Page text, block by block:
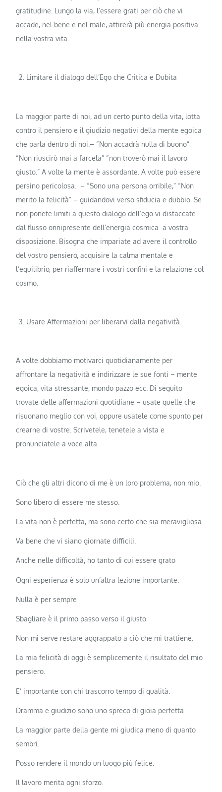
gratitudine. Lungo la via, l’essere grati per ciò che vi
accade, nel bene e nel male, attirerà più energia positiva
nella vostra vita.
Limitare il dialogo dell’Ego che Critica e Dubita
La maggior parte di noi, ad un certo punto della vita, lotta
contro il pensiero e il giudizio negativi della mente egoica
che parla dentro di noi.– “Non accadrà nulla di buono”
“Non riuscirò mai a farcela” “non troverò mai il lavoro
giusto.” A volte la mente è assordante. A volte può essere
persino pericolosa. – “Sono una persona orribile,” “Non
merito la felicità” – guidandovi verso sfiducia e dubbio. Se
non ponete limiti a questo dialogo dell’ego vi distaccate
dal flusso onnipresente dell’energia cosmica a vostra
disposizione. Bisogna che impariate ad avere il controllo
del vostro pensiero, acquisire la calma mentale e
l’equilibrio, per riaffermare i vostri confini e la relazione col
cosmo.
Usare Affermazioni per liberarvi dalla negatività.
A volte dobbiamo motivarci quotidianamente per
affrontare la negatività e indirizzare le sue fonti – mente
egoica, vita stressante, mondo pazzo ecc. Di seguito
trovate delle affermazioni quotidiane – usate quelle che
risuonano meglio con voi, oppure usatele come spunto per
crearne di vostre. Scrivetele, tenetele a vista e
pronunciatele a voce alta.
Ciò che gli altri dicono di me è un loro problema, non mio.
Sono libero di essere me stesso.
La vita non è perfetta, ma sono certo che sia meravigliosa.
Va bene che vi siano giornate difficili.
Anche nelle difficoltà, ho tanto di cui essere grato
Ogni esperienza è solo un’altra lezione importante.
Nulla è per sempre
Sbagliare è il primo passo verso il giusto
Non mi serve restare aggrappato a ciò che mi trattiene.
La mia felicità di oggi è semplicemente il risultato del mio
pensiero.
E’ importante con chi trascorro tempo di qualità.
Dramma e giudizio sono uno spreco di gioia perfetta
La maggior parte della gente mi giudica meno di quanto
sembri.
Posso rendere il mondo un luogo più felice.
Il lavoro merita ogni sforzo.